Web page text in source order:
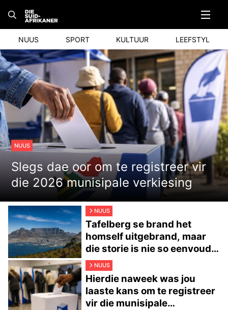
content
NUUS SPORT KULTUUR LEEFSTYL
NUUS
Slegs dae oor om te registreer vir
die 2026 munisipale verkiesing
NUUS
Tafelberg se brand het
homself uitgebrand, maar
die storie is nie so eenvoudig
nieNUUS
Hierdie naweek was jou
laaste kans om te registreer
vir die munisipale